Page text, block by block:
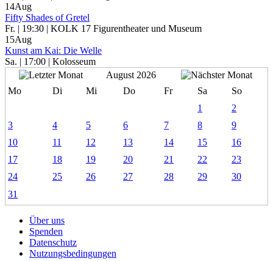
14Aug
Fifty Shades of Gretel
Fr. | 19:30 | KOLK 17 Figurentheater und Museum
15Aug
Kunst am Kai: Die Welle
Sa. | 17:00 | Kolosseum
August 2026
Mo
Di Mi Do Fr Sa
So
1
2
3
4 5 6 7 8
9
10
11 12 13 14 15
16
17
18 19 20 21 22
23
24
25 26 27 28 29
30
31
Über uns
Spenden
Datenschutz
Nutzungsbedingungen